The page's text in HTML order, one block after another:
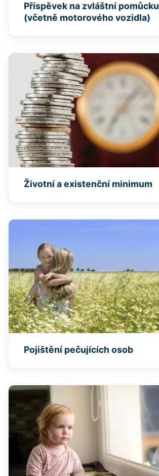
Příspěvek na zvláštní pomůcku
(včetně motorového vozidla)
Životní a existenční minimum
Pojištění pečujících osob